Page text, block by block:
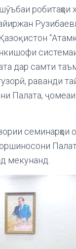
дар самти
раванди
Палата,
мекунанд.